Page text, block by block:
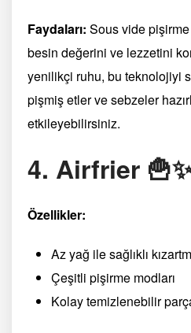
Faydaları: Sous vide
besin değerini ve lezzetini
yenilikçi ruhu, bu teknolojiyi
pişmiş etler ve sebzeler
etkileyebilirsiniz.
4. Airfrier
Özellikler:
Az yağ ile sağlıklı
Çeşitli pişirme modları
Kolay temizlenebilir